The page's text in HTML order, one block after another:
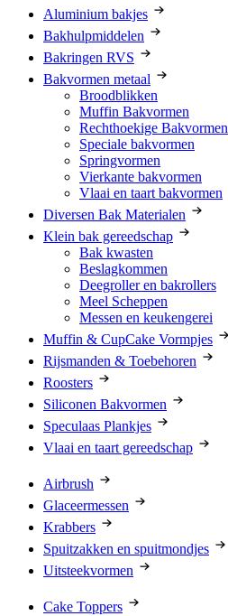
Aluminium bakjes
Bakhulpmiddelen
Bakringen RVS
Bakvormen metaal
Broodblikken
Muffin Bakvormen
Rechthoekige Bakvormen
Speciale bakvormen
Springvormen
Vierkante bakvormen
Vlaai en taart bakvormen
Diversen Bak Materialen
Klein bak gereedschap
Bak kwasten
Beslagkommen
Deegroller en bakrollers
Meel Scheppen
Messen en keukengerei
Muffin & CupCake Vormpjes
Rijsmanden & Toebehoren
Roosters
Siliconen Bakvormen
Speculaas Plankjes
Vlaai en taart gereedschap
Airbrush
Glaceermessen
Krabbers
Spuitzakken en spuitmondjes
Uitsteekvormen
Cake Toppers